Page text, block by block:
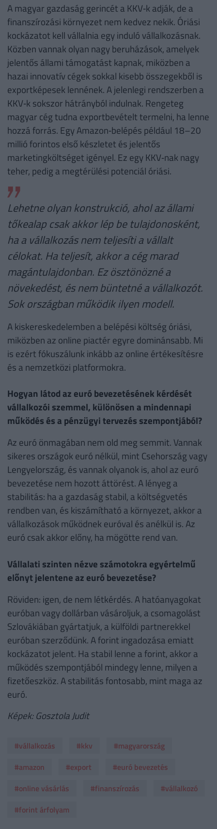
A magyar gazdaság gerincét a KKV‑k adják, de a
finanszírozási környezet nem kedvez nekik. Óriási
kockázatot kell vállalnia egy induló vállalkozásnak.
Közben vannak olyan nagy beruházások, amelyek
jelentős állami támogatást kapnak, miközben a
hazai innovatív cégek sokkal kisebb összegekből is
exportképesek lennének. A jelenlegi rendszerben a
KKV‑k sokszor hátrányból indulnak. Rengeteg
magyar cég tudna exportbevételt termelni, ha lenne
hozzá forrás. Egy Amazon‑belépés például 18–20
millió forintos első készletet és jelentős
marketingköltséget igényel. Ez egy KKV‑nak nagy
teher, pedig a megtérülési potenciál óriási.
Lehetne olyan konstrukció, ahol az állami
tőkealap csak akkor lép be tulajdonosként,
ha a vállalkozás nem teljesíti a vállalt
célokat. Ha teljesít, akkor a cég marad
magántulajdonban. Ez ösztönözné a
növekedést, és nem büntetné a vállalkozót.
Sok országban működik ilyen modell.
A kiskereskedelemben a belépési költség óriási,
miközben az online piactér egyre dominánsabb. Mi
is ezért fókuszálunk inkább az online értékesítésre
és a nemzetközi platformokra.
Hogyan látod az euró bevezetésének kérdését
vállalkozói szemmel, különösen a mindennapi
működés és a pénzügyi tervezés szempontjából?
Az euró önmagában nem old meg semmit. Vannak
sikeres országok euró nélkül, mint Csehország vagy
Lengyelország, és vannak olyanok is, ahol az euró
bevezetése nem hozott áttörést. A lényeg a
stabilitás: ha a gazdaság stabil, a költségvetés
rendben van, és kiszámítható a környezet, akkor a
vállalkozások működnek euróval és anélkül is. Az
euró csak akkor előny, ha mögötte rend van.
Vállalati szinten nézve számotokra egyértelmű
előnyt jelentene az euró bevezetése?
Röviden: igen, de nem létkérdés. A hatóanyagokat
euróban vagy dollárban vásároljuk, a csomagolást
Szlovákiában gyártatjuk, a külföldi partnerekkel
euróban szerződünk. A forint ingadozása emiatt
kockázatot jelent. Ha stabil lenne a forint, akkor a
működés szempontjából mindegy lenne, milyen a
fizetőeszköz. A stabilitás fontosabb, mint maga az
euró.
Képek: Gosztola Judit
#vállalkozás #kkv
#magyarország
#amazon
#export
#euró bevezetés
#online vásárlás
#finanszírozás
#vállalkozó
#forint árfolyam